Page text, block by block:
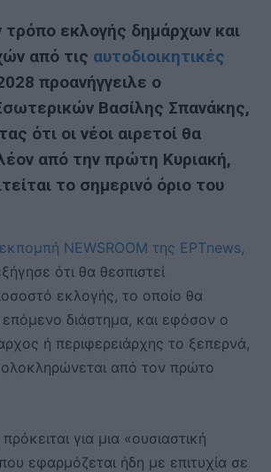
τρόπο εκλογής δημάρχων και
από τις αυτοδιοικητικές
προανήγγειλε ο
Βασίλης Σπανάκης,
ότι οι νέοι αιρετοί θα
από την πρώτη Κυριακή,
το σημερινό όριο του
εκπομπή NEWSROOM της ΕΡΤnews,
ότι θα θεσπιστεί
εκλογής, το οποίο θα
επόμενο διάστημα, και εφόσον ο
ή περιφερειάρχης το ξεπερνά,
ολοκληρώνεται από τον πρώτο
για μια «ουσιαστική
εφαρμόζεται ήδη με επιτυχία σε